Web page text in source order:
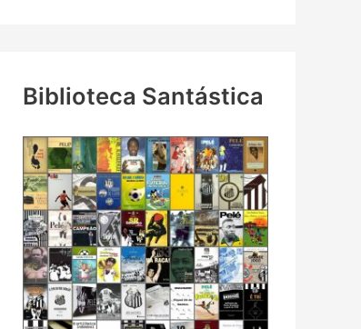
Biblioteca Santástica